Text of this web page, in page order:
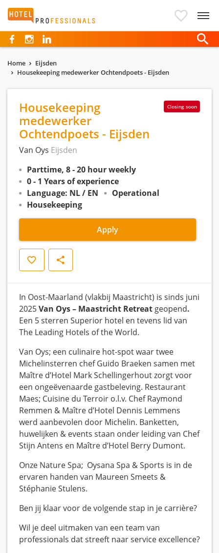
Hotelprofessionals
Home
Eijsden
Housekeeping medewerker Ochtendpoets - Eijsden
Closing soon
Housekeeping
medewerker
Ochtendpoets - Eijsden
Van Oys Eijsden
Parttime, 8 - 20 hour weekly
0 - 1 Years of experience
Language: NL / EN
Operational
Housekeeping
Apply
Save Share
In Oost-Maarland (vlakbij Maastricht) is sinds juni
2025Van Oys – Maastricht Retreat geopend.
Een 5 sterren Superior hotel en tevens lid van
The Leading Hotels of the World.
Van Oys; een culinaire hot-spot waar twee
Michelinsterren chef Guido Braeken samen met
Maître d’Hotel Mark Schellingerhout zorgt voor
een ongeëvenaarde gastbeleving. Restaurant
Maes; Cuisine du Terroir o.l.v. Chef Raymond
Remmen & Maître d’Hotel Dennis Lemmens
werd aanbevolen door Michelin. Banketten,
huwelijken & events staan onder leiding van Chef
Stijn Antens en Maître d’Hotel Berry Dumont.
Onze Nature Spa; Oysana Spa & Sports is in de
ervaren handen van Maureen Smeets &
Stéphanie Stulens.
Ben jij klaar voor de volgende stap in je carrière?
Wil je deel uitmaken van een team van
professionals dat streeft naar service excellence?